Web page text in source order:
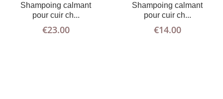
Shampoing calmant
pour cuir ch...
€23.00
Shampoing calmant
pour cuir ch...
€14.00